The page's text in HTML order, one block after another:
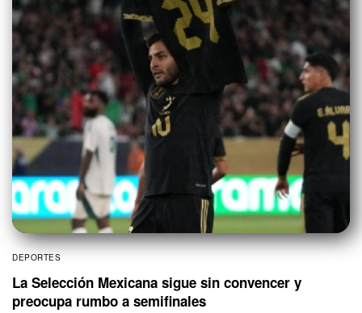
DEPORTES
La Selección Mexicana sigue sin convencer y
preocupa rumbo a semifinales